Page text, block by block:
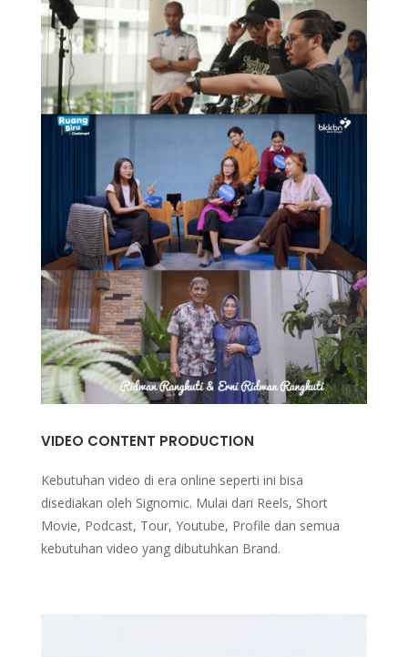
VIDEO CONTENT PRODUCTION
Kebutuhan video di era online seperti ini bisa
disediakan oleh Signomic. Mulai dari Reels, Short
Movie, Podcast, Tour, Youtube, Profile dan semua
kebutuhan video yang dibutuhkan Brand.